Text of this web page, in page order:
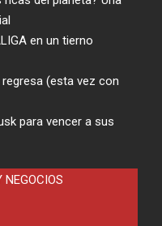
en un tierno
(esta vez con
para vencer a sus